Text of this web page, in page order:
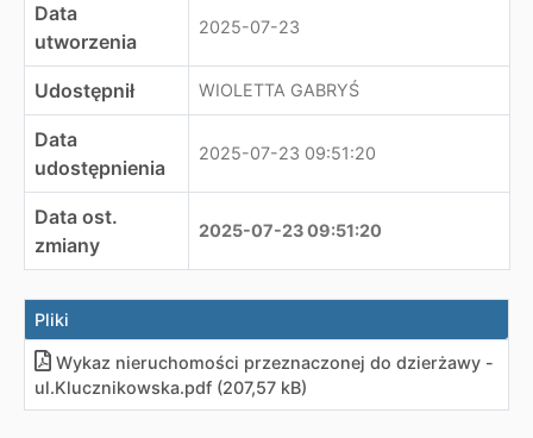
Data
utworzenia
2025-07-23
Udostępnił WIOLETTA GABRYŚ
Data
udostępnienia
2025-07-23 09:51:20
Data ost.
zmiany
2025-07-23 09:51:20
Pliki
Wykaz nieruchomości przeznaczonej do dzierżawy -
ul.Klucznikowska.pdf (207,57 kB)